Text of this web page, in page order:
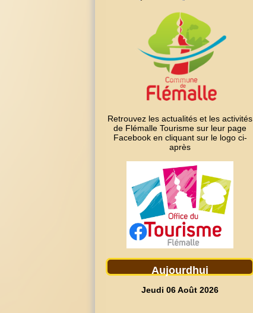
Retrouvez les actualités et les activités
de Flémalle Tourisme sur leur page
Facebook en cliquant sur le logo ci-
après
Aujourdhui
Jeudi 06 Août 2026